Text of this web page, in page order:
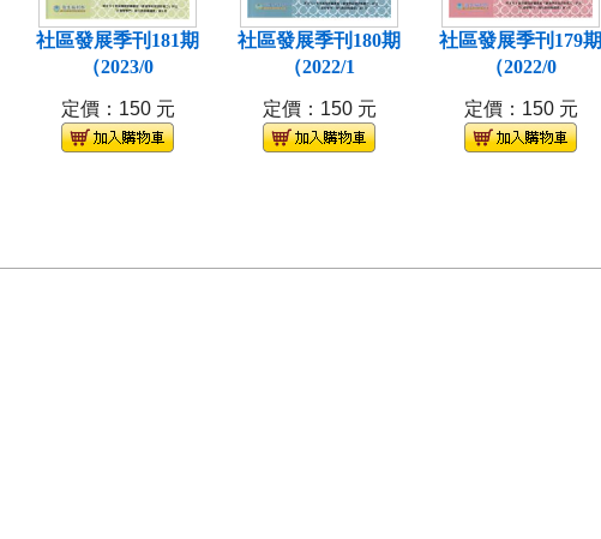
社區發展季刊181期
（2023/0
定價：150 元
社區發展季刊180期
（2022/1
定價：150 元
社區發展季刊179期
（2022/0
定價：150 元